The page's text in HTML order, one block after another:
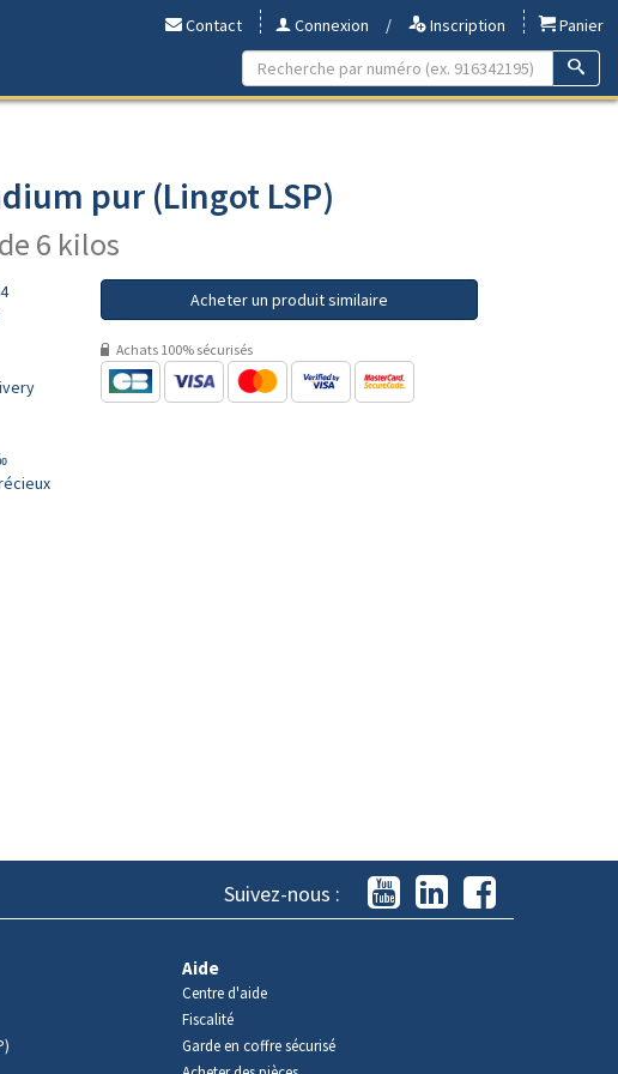
Contact Connexion / Inscription
Panier
pur (Lingot LSP)
6 kilos
Acheter un produit similaire
Achats 100% sécurisés
Suivez-nous :
Aide
Centre d'aide
Fiscalité
Garde en coffre sécurisé